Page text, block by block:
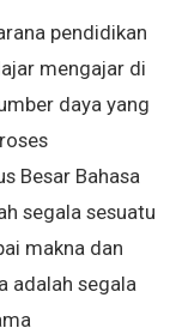
pendidikan
mengajar di
daya yang
Besar Bahasa
segala sesuatu
makna dan
adalah segala